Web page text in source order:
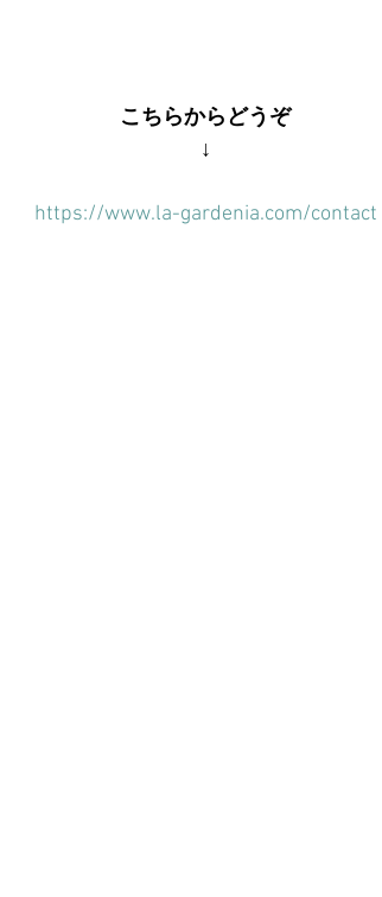
こちらからどうぞ
↓
https://www.la-gardenia.com/contact